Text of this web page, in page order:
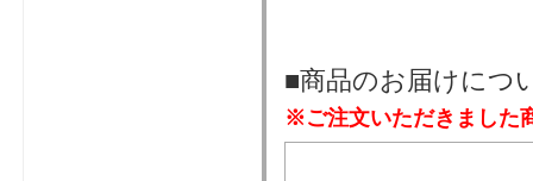
■商品のお届けにつ
※ご注文いただきました